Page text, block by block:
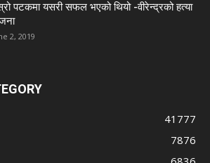
पटकमा यसरी सफल भएको थियो -वीरेन्द्रको हत्या
2, 2019
41777
7876